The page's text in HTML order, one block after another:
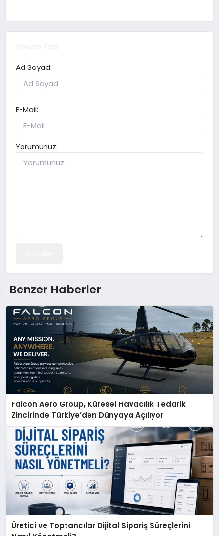
Ad Soyad:
E-Mail:
Yorumunuz:
Benzer Haberler
Falcon Aero Group, Küresel Havacılık Tedarik
Zincirinde Türkiye’den Dünyaya Açılıyor
Üretici ve Toptancılar Dijital Sipariş Süreçlerini